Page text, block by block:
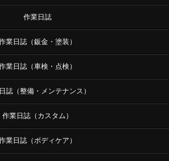
作業日誌
業日誌（鈑金・塗装）
業日誌（車検・点検）
誌（整備・メンテナンス）
作業日誌（カスタム）
業日誌（ボディケア）